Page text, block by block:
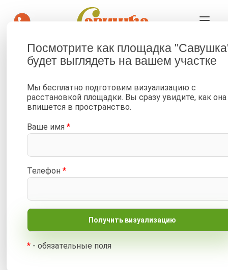
Детская площадка Савушка
Главная — Портфолио — Фото от клиентов —
Детские площадки Савушка КУБ —
Посмотрите как площадка
будет выглядеть на вашем участке
Мы бесплатно подготовим визуализацию с
расстановкой площадки. Вы сразу увидите, как она
впишется в пространство.
Ваше имя *
Телефон *
* - обязательные поля